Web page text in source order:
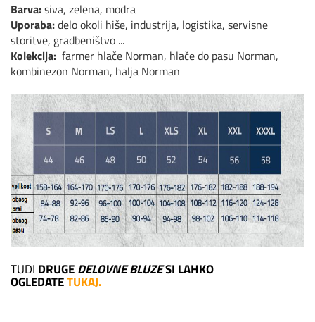
Barva:siva, zelena, modra
Uporaba:delo okoli hiše, industrija, logistika, servisne
storitve, gradbeništvo ...
Kolekcija: farmer hlače Norman, hlače do pasu Norman,
kombinezon Norman, halja Norman
TUDI DRUGEDELOVNE BLUZESI LAHKO
OGLEDATETUKAJ.